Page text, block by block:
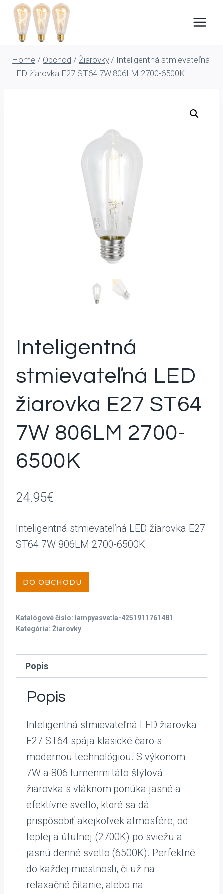
Skip
content
Home / Obchod / Žiarovky / Inteligentná stmievateľná
LED žiarovka E27 ST64 7W 806LM 2700-6500K
Inteligentná
stmievateľná LED
žiarovka E27 ST64
7W 806LM 2700-
6500K
24.95€
Inteligentná stmievateľná LED žiarovka E27
ST64 7W 806LM 2700-6500K
DO OBCHODU
Katalógové číslo: lampyasvetla-4251911761481
Kategória: Žiarovky
Popis
Popis
Inteligentná stmievateľná LED žiarovka
E27 ST64 spája klasické čaro s
modernou technológiou. S výkonom
7W a 806 lumenmi táto štýlová
žiarovka s vláknom ponúka jasné a
efektívne svetlo, ktoré sa dá
prispôsobiť akejkoľvek atmosfére, od
teplej a útulnej (2700K) po sviežu a
jasnú denné svetlo (6500K). Perfektné
do každej miestnosti, či už na
relaxačné čítanie, alebo na